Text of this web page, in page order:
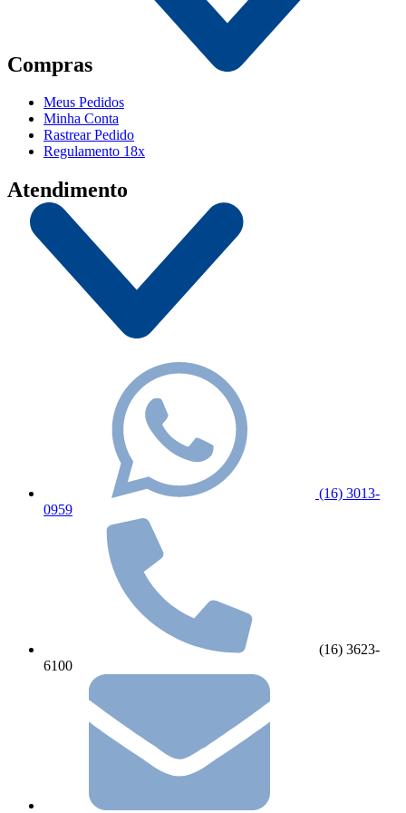
Compras
Meus Pedidos
Minha Conta
Rastrear Pedido
Regulamento 18x
Atendimento
(16) 3013-
0959
(16) 3623-
6100